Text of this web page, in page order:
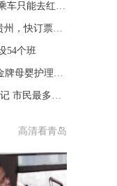
解读：济青高铁通车在即 青岛人乘车只能去红岛吗
重磅！青岛人连续90天，免费游贵州，快订票……
54个班
图:双手托起爱和希望 青岛131名金牌母婴护理师受表彰
市国土房管局：互联网+不动产登记 市民最多跑一次腿
高清看青岛